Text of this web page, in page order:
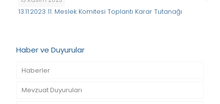
13.11.2023 11. Meslek Komitesi Toplantı Karar Tutanağı
Haber ve Duyurular
Haberler
Mevzuat Duyuruları